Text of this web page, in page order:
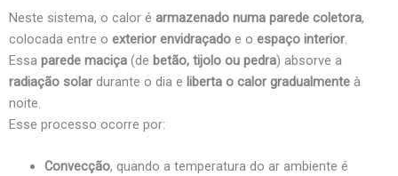
Neste sistema, o calor é armazenado numa parede coletora,
colocada entre o exterior envidraçado e o espaço interior.
Essa parede maciça (de betão, tijolo ou pedra) absorve a
radiação solar durante o dia e liberta o calor gradualmente à
noite.
Esse processo ocorre por:
Convecção, quando a temperatura do ar ambiente é